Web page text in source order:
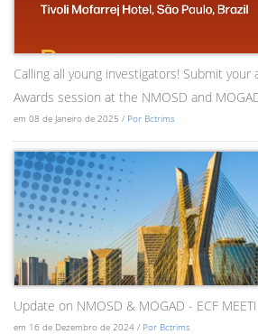
Calling all young investigators! Submit your
Awards session at the NMOSD and
em 08 de Janeiro de 2025 / Por Bctrims
Update on NMOSD & MOGAD - ECF
em 16 de Dezembro de 2024 / Por Bctrims